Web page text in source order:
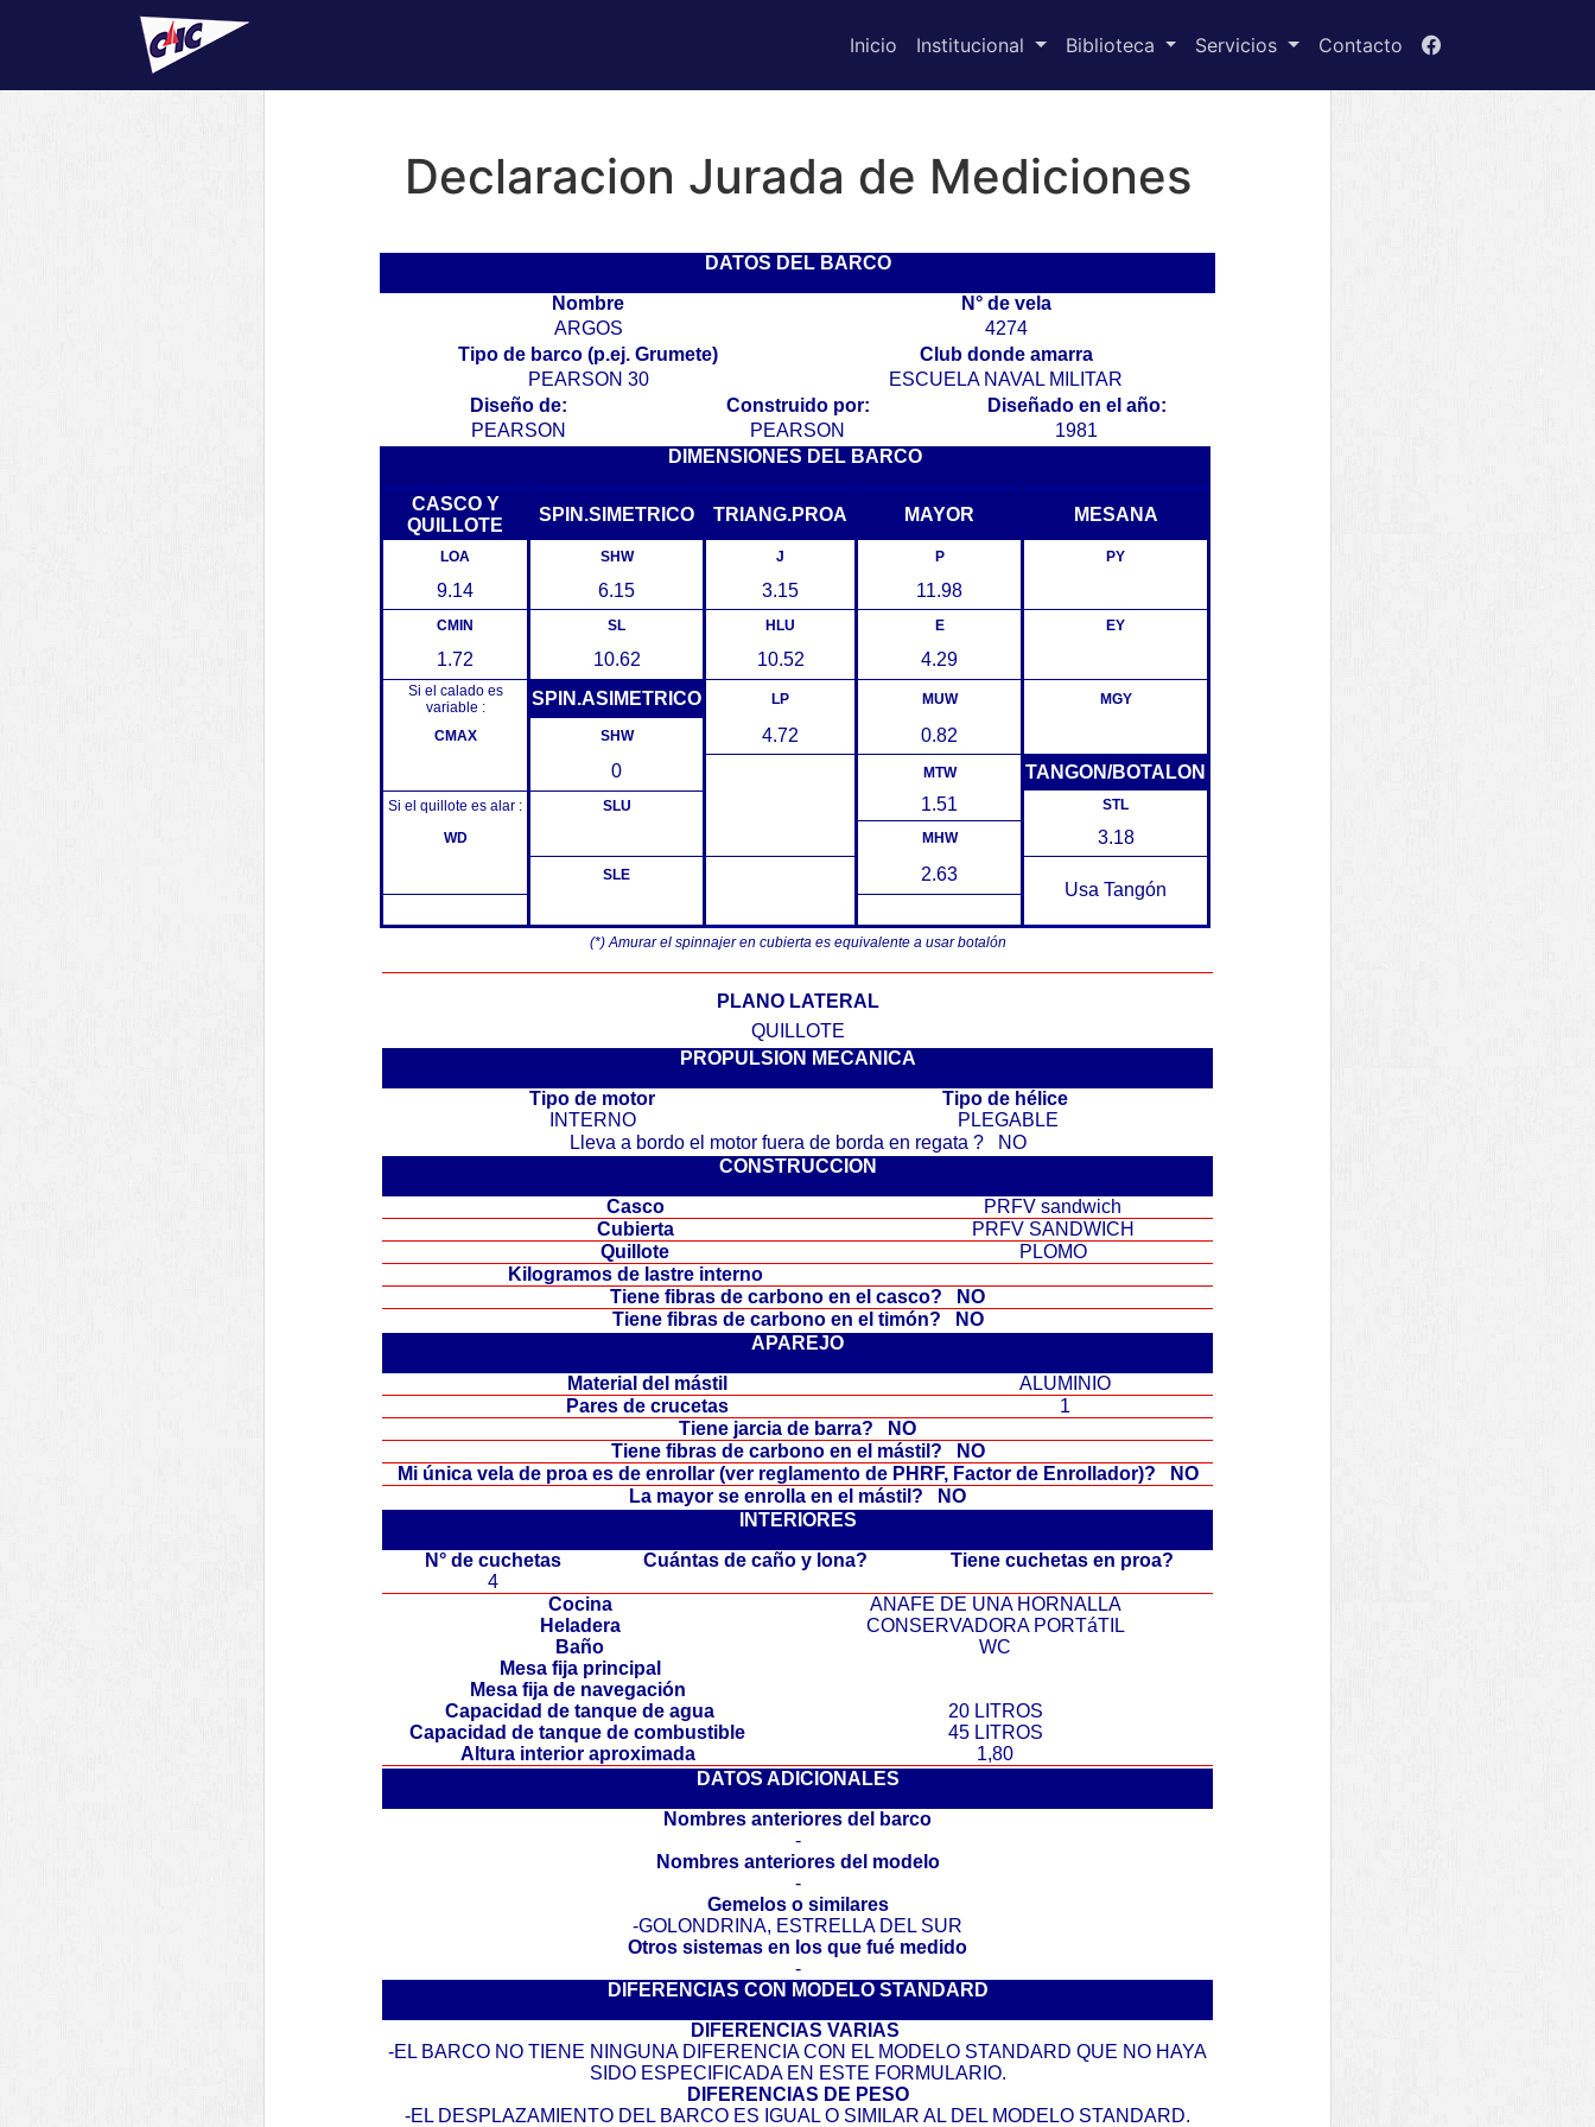
Inicio Institucional Biblioteca Servicios Contacto
Declaracion Jurada de Mediciones
DATOS DEL BARCO
Nombre
N° de vela
ARGOS
4274
Tipo de barco (p.ej. Grumete)
Club donde amarra
PEARSON 30
ESCUELA NAVAL MILITAR
Diseño de:
Construido por:
Diseñado en el año:
PEARSON
PEARSON
1981
DIMENSIONES DEL BARCO
CASCO Y
QUILLOTE
SPIN.SIMETRICO TRIANG.PROA MAYOR MESANA
LOA SHW J P PY
9.14 6.15 3.15 11.98
CMIN SL HLU E EY
1.72 10.62 10.52 4.29
Si el calado es
variable :
SPIN.ASIMETRICO LP MUW MGY
CMAX SHW 4.72
0.82
0
MTW TANGON/BOTALON
Si el quillote es alar : SLU 1.51
STL
WD
MHW 3.18
SLE 2.63
Usa Tangón
(*) Amurar el spinnajer en cubierta es equivalente a usar botalón
PLANO LATERAL
QUILLOTE
PROPULSION MECANICA
Tipo de motor
Tipo de hélice
INTERNO
PLEGABLE
Lleva a bordo el motor fuera de borda en regata ? NO
CONSTRUCCION
Casco
PRFV sandwich
Cubierta
PRFV SANDWICH
Quillote
PLOMO
Kilogramos de lastre interno
Tiene fibras de carbono en el casco? NO
Tiene fibras de carbono en el timón? NO
APAREJO
Material del mástil
ALUMINIO
Pares de crucetas
1
Tiene jarcia de barra? NO
Tiene fibras de carbono en el mástil? NO
Mi única vela de proa es de enrollar (ver reglamento de PHRF, Factor de Enrollador)? NO
La mayor se enrolla en el mástil? NO
INTERIORES
N° de cuchetas Cuántas de caño y lona?
Tiene cuchetas en proa?
4
Cocina
ANAFE DE UNA HORNALLA
Heladera
CONSERVADORA PORTáTIL
Baño
WC
Mesa fija principal
Mesa fija de navegación
Capacidad de tanque de agua
20 LITROS
Capacidad de tanque de combustible
45 LITROS
Altura interior aproximada
1,80
DATOS ADICIONALES
Nombres anteriores del barco
-
Nombres anteriores del modelo
-
Gemelos o similares
-GOLONDRINA, ESTRELLA DEL SUR
Otros sistemas en los que fué medido
-
DIFERENCIAS CON MODELO STANDARD
DIFERENCIAS VARIAS
-EL BARCO NO TIENE NINGUNA DIFERENCIA CON EL MODELO STANDARD QUE NO HAYA
SIDO ESPECIFICADA EN ESTE FORMULARIO.
DIFERENCIAS DE PESO
-EL DESPLAZAMIENTO DEL BARCO ES IGUAL O SIMILAR AL DEL MODELO STANDARD.